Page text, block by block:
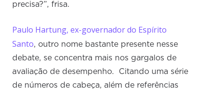
precisa?”, frisa.
Paulo Hartung, ex-governador do Espírito
Santo, outro nome bastante presente nesse
debate, se concentra mais nos gargalos de
avaliação de desempenho. Citando uma série
de números de cabeça, além de referências